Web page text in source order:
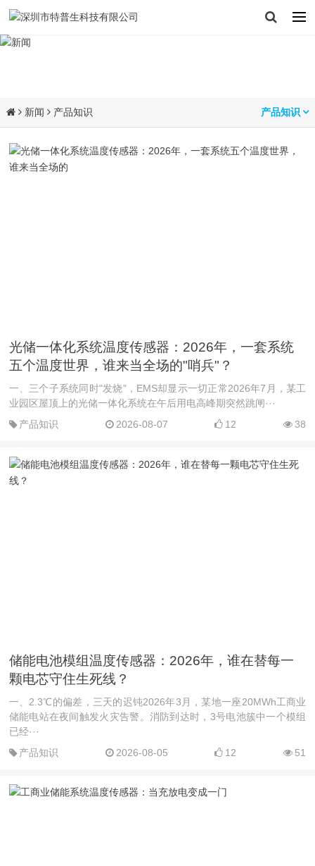
新闻 产品知识 产品知识
光储一体化系统温度传感器：2026年，一套系统
五个温度世界，谁来当全场的"哨兵"？
一、三个子系统同时"发烧"，EMS却显示一切正常2026年7月，某工
业园区屋顶上的光储一体化系统在午后用电高峰期突然跳闸···
产品知识
2026-08-07 12 38
储能电池模组温度传感器：2026年，谁在替每一
颗电芯守住生死线？
一、2.3℃的偏差，三天的迟钝2026年3月，某地一座20MWh工商业
储能电站在夜间触发火灾告警。消防到达时，3号电池簇中一个模组
已经···
产品知识
2026-08-05 12 51